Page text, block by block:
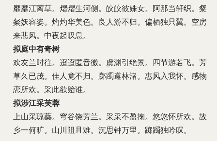
靡靡江蓠草。熠熠生河侧。皎皎彼姝女。阿那当轩织。粲
粲妖容姿。灼灼华美色。良人游不归。偏栖独只翼。空房
来悲风。中夜起叹息。
拟庭中有奇树
欢友兰时往。迢迢匿音徽。虞渊引绝景。四节游若飞。芳
草久已茂。佳人竟不归。踯躅遵林渚。惠风入我怀。感物
恋所欢。采此欲贻谁。
拟涉江采芙蓉
上山采琼蘂。穹谷饶芳兰。采采不盈掬。悠悠怀所欢。故
乡一何旷。山川阻且难。沉思钟万里。踯躅独吟叹。